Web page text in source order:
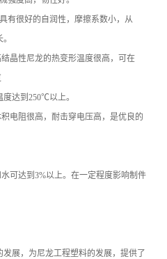
有很好的自润性，摩擦系数小，从
晶性尼龙的热变形温度很高，可在
达到250℃以上。
电阻很高，耐击穿电压高，是优良的
可达到3%以上。在一定程度影响制件
展，为尼龙工程塑料的发展，提供了